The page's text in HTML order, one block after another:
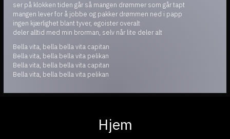
ser på klokken tiden går så mangen drømmer som går tapt
mangen lever for å jobbe og pakker drømmen ned i papp
ingen kjærlighet blant tyver, egoister overalt
deler alltid med min brorman, selv når lite deler alt
Bella vita, bella bella vita capitan
Bella vita, bella bella vita pelikan
Bella vita, bella bella vita capitan
Bella vita, bella bella vita pelikan
Hjem